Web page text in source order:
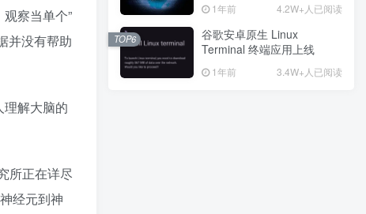
察当单个”
并没有帮助
理解大脑的
所正在详尽
经元到神
1年前 4.2W+人已阅读
谷歌安卓原生 Linux
Terminal 终端应用上线
1年前 3.4W+人已阅读
TOP6
1年前 4.2W+人已阅读
谷歌安卓原生 Linux
Terminal 终端应用上线
1年前 3.4W+人已阅读
TOP6